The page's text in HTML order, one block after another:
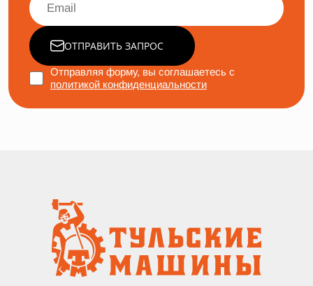
ОТПРАВИТЬ ЗАПРОС
Отправляя форму, вы соглашаетесь с
политикой конфиденциальности